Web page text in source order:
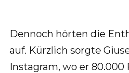
Dennoch hörten die
auf. Kürzlich sorgte
Instagram, wo er 80.000